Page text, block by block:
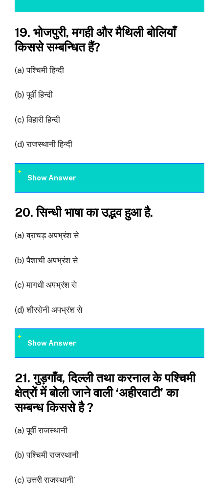
19. भोजपुरी, मगही और मैथिली बोलियाँ
किससे सम्बन्धित हैं?
(a) पश्चिमी हिन्दी
(b) पूर्वी हिन्दी
(c) विहारी हिन्‍दी
(d) राजस्थानी हिन्दी
Show Answer
20. सिन्धी भाषा का उद्भव हुआ है.
(a) ब्राचड़ अपभ्रंश से
(b) पैशाची अपभ्रंश से
(c) मागधी अपभ्रंश से
(d) शौरसेनी अपभ्रंश से
Show Answer
21. गुड़गाँव, दिल्ली तथा करनाल के पश्चिमी
क्षेत्रों में बोली जाने वाली ‘अहीरवाटी’ का
सम्बन्ध किससे है ?
(a) पूर्वी राजस्थानी
(b) पश्चिमी राजस्थानी
(c) उत्तरी राजस्थानी’